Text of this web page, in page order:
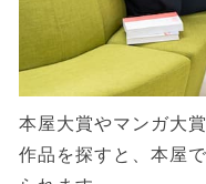
本屋大賞やマンガ大
作品を探すと、本屋